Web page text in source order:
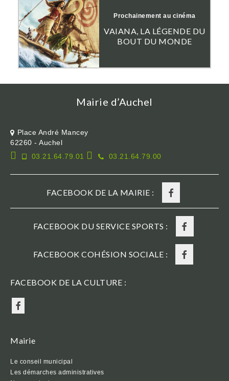
Prochainement au cinéma
VAIANA, LA LÉGENDE DU
BOUT DU MONDE
Mairie d’Auchel
Place André Mancey
62260 - Auchel
03.21.64.79.01
03.21.64.79.00
FACEBOOK DE LA MAIRIE :
FACEBOOK DU SERVICE SPORTS :
FACEBOOK COHÉSION SOCIALE :
FACEBOOK DE LA CULTURE :
Mairie
Le conseil municipal
Les démarches administratives